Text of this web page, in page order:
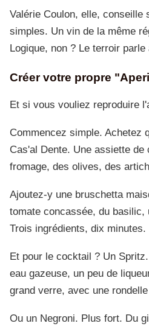
Valérie Coulon, elle, conseille
simples. Un vin de la même
Logique, non ? Le terroir parle
Créer votre propre
Et si vous vouliez reproduire
Commencez simple. Achetez
Cas'al Dente. Une assiette de
fromage, des olives, des
Ajoutez-y une bruschetta
tomate concassée, du basilic,
Trois ingrédients, dix minutes.
Et pour le cocktail ? Un
eau gazeuse, un peu de
grand verre, avec une
Ou un Negroni. Plus fort. Du